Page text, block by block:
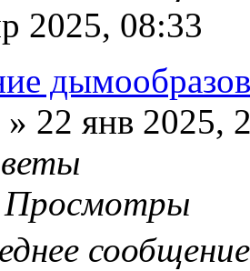
2025, 08:33
» 22 янв 2025,
Просмотры